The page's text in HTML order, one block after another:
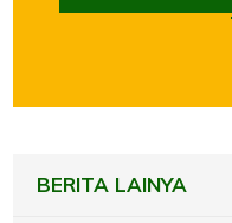
BERITA LAINYA